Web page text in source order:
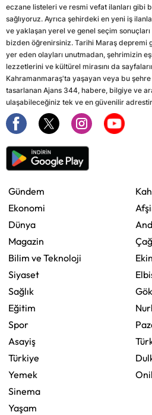
eczane listeleri ve resmi vefat ilanları gibi
sağlıyoruz. Ayrıca şehirdeki en yeni iş
ve yaklaşan yerel ve genel seçim
bizden öğrenirsiniz. Tarihi Maraş depremi
yer eden olayları unutmadan, şehrimizin
lezzetlerini ve kültürel mirasını da
Kahramanmaraş'ta yaşayan veya bu
tasarlanan Ajans 344, habere, bilgiye ve
ulaşabileceğiniz tek ve en güvenilir
Gündem
Ekonomi
Dünya
Magazin
Bilim ve Teknoloji
Siyaset
Sağlık
Eğitim
Spor
Asayiş
Türkiye
Yemek
Sinema
Yaşam